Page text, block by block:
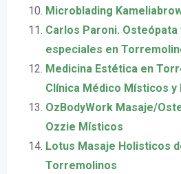
Microblading
Carlos Paroni.
especiales en
Medicina Estética en
Clínica Médico Místicos
OzBodyWork Masaje/
Ozzie Místicos
Lotus Masaje Holisticos
Torremolinos